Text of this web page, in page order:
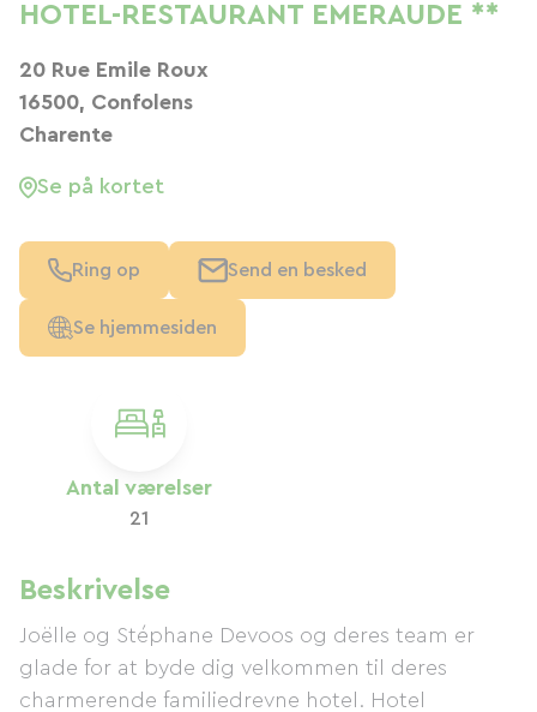
Antal værelser
21
Beskrivelse
Joëlle og Stéphane Devoos og deres team er
glade for at byde dig velkommen til deres
charmerende familiedrevne hotel. Hotel
HOTEL-RESTAURANT EMERAUDE **
20 Rue Emile Roux
16500, Confolens
Charente
Se på kortet
Ring op Send en besked
Se hjemmesiden